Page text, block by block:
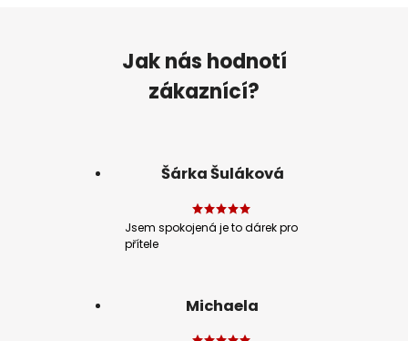
Jak nás hodnotí
zákaznící?
Šárka Šuláková
Jsem spokojená je to dárek pro
přítele
Michaela